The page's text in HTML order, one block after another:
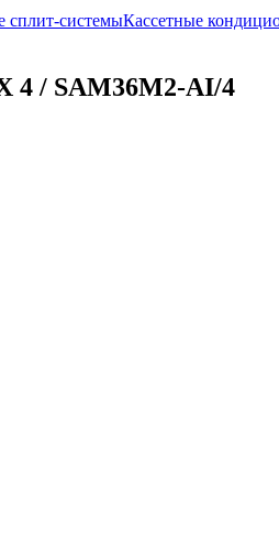
системыКассетные
4 / SAM36M2-AI/4